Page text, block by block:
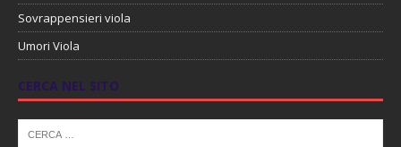
Sovrappensieri viola
Umori Viola
CERCA NEL SITO